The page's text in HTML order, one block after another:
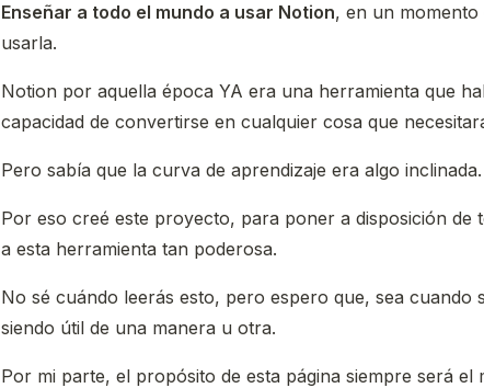
Enseñar a todo el mundo a usar Notion, en un
usarla.
Notion por aquella época YA era una herramienta que
capacidad de convertirse en cualquier cosa que
Pero sabía que la curva de aprendizaje era algo inclinada.
Por eso creé este proyecto, para poner a disposición de
a esta herramienta tan poderosa.
No sé cuándo leerás esto, pero espero que, sea cuando
siendo útil de una manera u otra.
Por mi parte, el propósito de esta página siempre será el